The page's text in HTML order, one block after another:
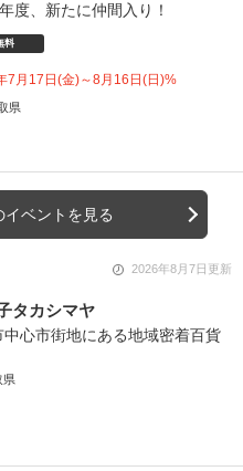
度、新たに仲間入り！
料
7月17日(金)～8月16日(日)%
県
ベントを見る
2026年8月7日更新
タカシマヤ
中心市街地にある地域密着百貨
県